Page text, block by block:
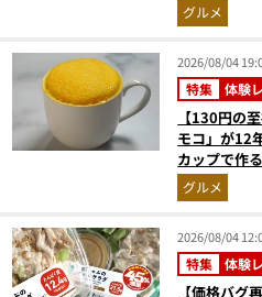
グルメ
2026/08/04
特集 体験
【130円の
モコ」が12
カップで作
高にウマかっ
グルメ
2026/08/04
特集 体験
【価格バグ